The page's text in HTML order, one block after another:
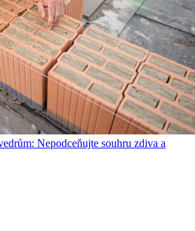
Nepodceňujte souhru zdiva a